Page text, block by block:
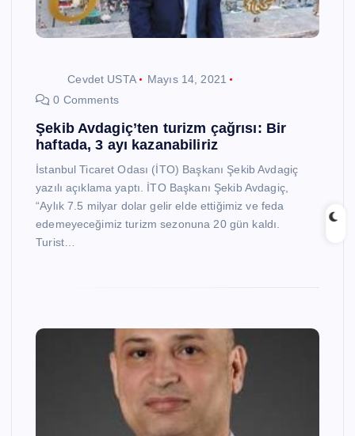
Cevdet USTA
Mayıs 14, 2021
0 Comments
Şekib Avdagiç’ten turizm çağrısı: Bir
haftada, 3 ayı kazanabiliriz
İstanbul Ticaret Odası (İTO) Başkanı Şekib Avdagiç
yazılı açıklama yaptı. İTO Başkanı Şekib Avdagiç,
“Aylık 7.5 milyar dolar gelir elde ettiğimiz ve feda
edemeyeceğimiz turizm sezonuna 20 gün kaldı.
Turist…